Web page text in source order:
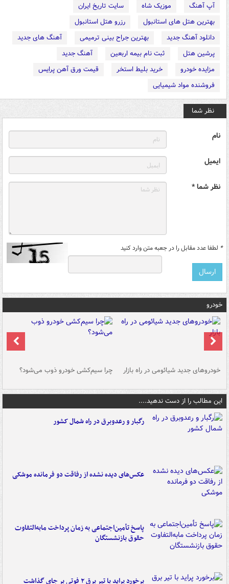
آپ آهنگ موزیک شاه
سایت تاریخ ایران
بهترین هتل های استانبول
رزرو هتل استانبول
دانلود آهنگ جدید
بهترین جراح بینی ترمیمی
آهنگ های جدید
پرشین هتل
ثبت نام بیمه اربعین
آهنگ جدید
مزایده خودرو
خرید بلیط استخر
قیمت ورق آهن پرایس
فروشنده مواد شیمیایی
نظر شما
نام
ایمیل
نظر شما *
* لطفا عدد مقابل را در جعبه متن وارد کنید
خودرو
خودروهای جدید شیائومی در راه بازار چرا سیم‌کشی خودرو ذوب می‌شود؟
این مطالب را از دست ندهید....
رگبار و رعدوبرق در راه شمال کشور
عکس‌های دیده نشده از رفاقت دو فرمانده‌ موشکی
پاسخ تأمین‌اجتماعی به زمان پرداخت مابه‌التفاوت
حقوق بازنشستگان
برخورد پراید با تیر برق ۲ فوتی بر جای گذاشت